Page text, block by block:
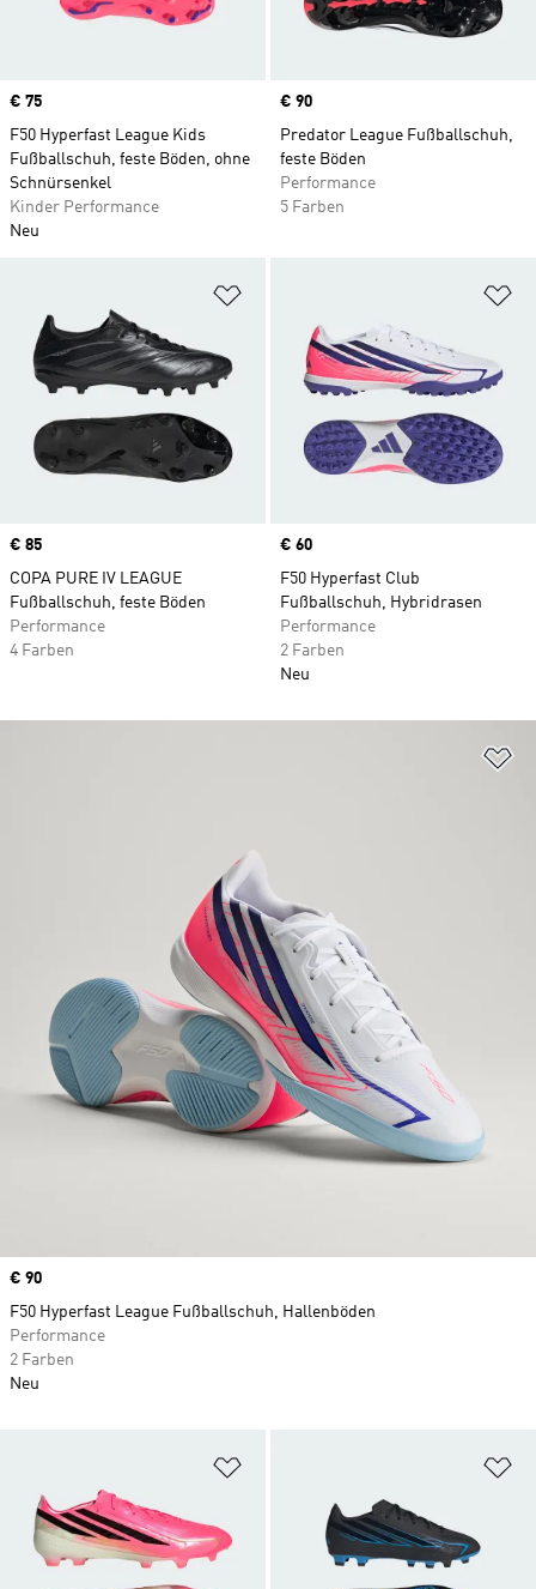
Price
€ 75
F50 Hyperfast League Kids
Fußballschuh, feste Böden, ohne
Schnürsenkel
Kinder Performance
Neu
Price
€ 90
Predator League Fußballschuh,
feste Böden
Performance
5 Farben
Price
€ 85
COPA PURE IV LEAGUE
Fußballschuh, feste Böden
Performance
4 Farben
Price
€ 60
F50 Hyperfast Club
Fußballschuh, Hybridrasen
Performance
2 Farben
Neu
Price
€ 90
F50 Hyperfast League Fußballschuh, Hallenböden
Performance
2 Farben
Neu